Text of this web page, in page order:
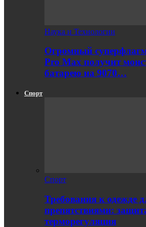
Наука и Технологии
Огромный
Pro Max получит
батарею на 9070…
Спорт
Спорт
Требования к одежде
препятствиями:
терморегуляция